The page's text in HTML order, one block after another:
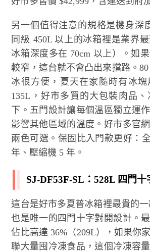
另一個值得注意的規格是機身深
同級 450L 以上的冰箱裡是業界
冰箱深度多在 70cm 以上）。如
較窄，這台就不會凸出來擋路。
冰很方便，夏天在家隨時有冰
135L，好市多買的大包裝肉品
下。五門設計讓每個溫區獨立運
影響其他區域的溫度。好市多官
兩色可選。保固比入門款更好：
年、壓縮機 5 年。
SJ-DF53F-SL：528L 四門十
這台是好市多夏普冰箱裡最貴的一
也是唯一的四門十字對開設計。
佔比高達 36%（209L），如果你
聯大量囤冷凍食品，這個冷凍容